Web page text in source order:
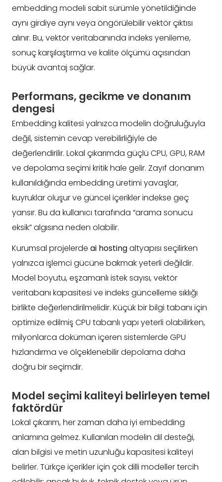
embedding modeli sabit sürümle yönetildiğinde
aynı girdiye aynı veya öngörülebilir vektör çıktısı
alınır. Bu, vektör veritabanında indeks yenileme,
sonuç karşılaştırma ve kalite ölçümü açısından
büyük avantaj sağlar.
Performans, gecikme ve donanım
dengesi
Embedding kalitesi yalnızca modelin doğruluğuyla
değil, sistemin cevap verebilirliğiyle de
değerlendirilir. Lokal çıkarımda güçlü CPU, GPU, RAM
ve depolama seçimi kritik hale gelir. Zayıf donanım
kullanıldığında embedding üretimi yavaşlar,
kuyruklar oluşur ve güncel içerikler indekse geç
yansır. Bu da kullanıcı tarafında “arama sonucu
eksik” algısına neden olabilir.
Kurumsal projelerde ai hostingaltyapısı seçilirken
yalnızca işlemci gücüne bakmak yeterli değildir.
Model boyutu, eşzamanlı istek sayısı, vektör
veritabanı kapasitesi ve indeks güncelleme sıklığı
birlikte değerlendirilmelidir. Küçük bir bilgi tabanı için
optimize edilmiş CPU tabanlı yapı yeterli olabilirken,
milyonlarca doküman içeren sistemlerde GPU
hızlandırma ve ölçeklenebilir depolama daha
doğru bir seçimdir.
Model seçimi kaliteyi belirleyen temel
faktördür
Lokal çıkarım, her zaman daha iyi embedding
anlamına gelmez. Kullanılan modelin dil desteği,
alan bilgisi ve metin uzunluğu kapasitesi kaliteyi
belirler. Türkçe içerikler için çok dilli modeller tercih